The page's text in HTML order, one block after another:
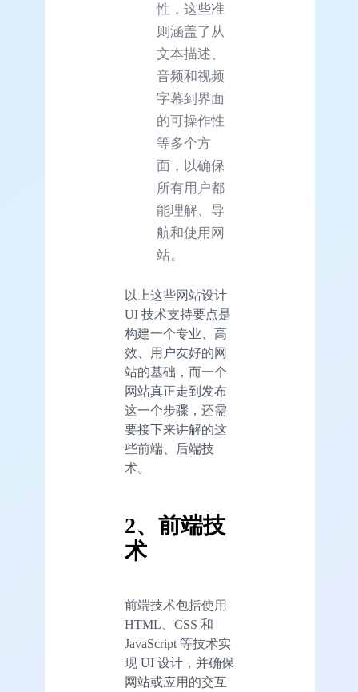
性，这些准
则涵盖了从
文本描述、
音频和视频
字幕到界面
的可操作性
等多个方
面，以确保
所有用户都
能理解、导
航和使用网
站。
以上这些网站设计
UI 技术支持要点是
构建一个专业、高
效、用户友好的网
站的基础，而一个
网站真正走到发布
这一个步骤，还需
要接下来讲解的这
些前端、后端技
术。
2、前端技
术
前端技术包括使用
HTML、CSS 和
JavaScript 等技术实
现 UI 设计，并确保
网站或应用的交互